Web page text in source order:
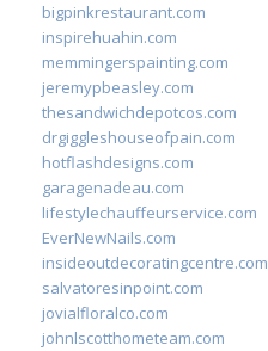
bigpinkrestaurant.com
inspirehuahin.com
memmingerspainting.com
jeremypbeasley.com
thesandwichdepotcos.com
drgiggleshouseofpain.com
hotflashdesigns.com
garagenadeau.com
lifestylechauffeurservice.com
EverNewNails.com
insideoutdecoratingcentre.com
salvatoresinpoint.com
jovialfloralco.com
johnlscotthometeam.com